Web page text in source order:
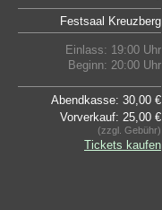
Festsaal Kreuzberg
Einlass: 19:00 Uhr
Beginn: 20:00 Uhr
Abendkasse: 30,00 €
Vorverkauf: 25,00 €
(zzgl. Gebühr)
Tickets kaufen